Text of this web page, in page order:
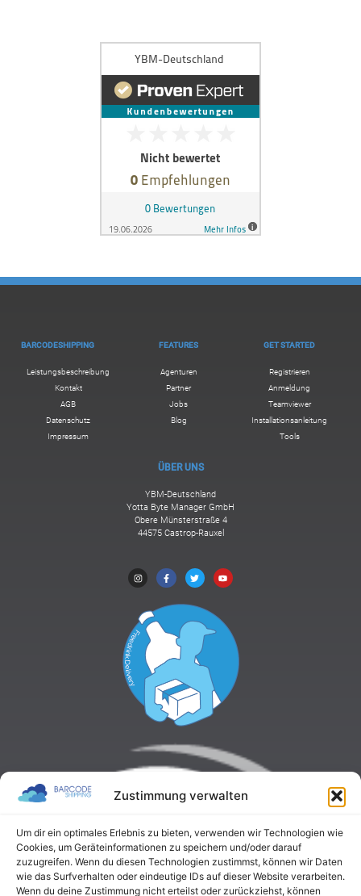
Zustimmung verwalten
Um dir ein optimales Erlebnis zu bieten, verwenden wir Technologien wie
Cookies, um Geräteinformationen zu speichern und/oder darauf
zuzugreifen. Wenn du diesen Technologien zustimmst, können wir Daten
wie das Surfverhalten oder eindeutige IDs auf dieser Website verarbeiten.
Wenn du deine Zustimmung nicht erteilst oder zurückziehst, können
BARCODESHIPPING
Leistungsbeschreibung
Kontakt
AGB
Datenschutz
Impressum
FEATURES
Agenturen
Partner
Jobs
Blog
GET STARTED
Registrieren
Anmeldung
Teamviewer
Installationsanleitung
Tools
ÜBER UNS
YBM-Deutschland
Yotta Byte Manager GmbH
Obere Münsterstraße 4
44575 Castrop-Rauxel